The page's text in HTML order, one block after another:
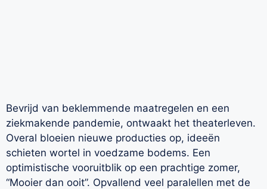
Bevrijd van beklemmende maatregelen en een
ziekmakende pandemie, ontwaakt het theaterleven.
Overal bloeien nieuwe producties op, ideeën
schieten wortel in voedzame bodems. Een
optimistische vooruitblik op een prachtige zomer,
“Mooier dan ooit”. Opvallend veel paralellen met de